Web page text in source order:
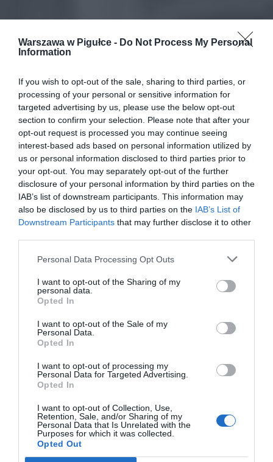
Warszawa w Pigułce - Do Not Process My Personal
Information
If you wish to opt-out of the sale, sharing to third parties, or
processing of your personal or sensitive information for
targeted advertising by us, please use the below opt-out
section to confirm your selection. Please note that after your
opt-out request is processed you may continue seeing
interest-based ads based on personal information utilized by
us or personal information disclosed to third parties prior to
your opt-out. You may separately opt-out of the further
disclosure of your personal information by third parties on the
IAB’s list of downstream participants. This information may
also be disclosed by us to third parties on the IAB’s List of
Downstream Participants that may further disclose it to other
Personal Data Processing Opt Outs
I want to opt-out of the Sharing of my
personal data.
Opted In
I want to opt-out of the Sale of my
Personal Data.
Opted In
I want to opt-out of processing my
Personal Data for Targeted Advertising.
Opted In
I want to opt-out of Collection, Use,
Retention, Sale, and/or Sharing of my
Personal Data that Is Unrelated with the
Purposes for which it was collected.
Opted Out